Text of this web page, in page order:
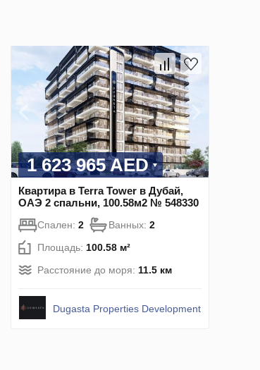
1 623 965 AED
Квартира в Terra Tower в Дубай,
ОАЭ 2 спальни, 100.58м2 № 548330
Спален: 2 Ванных: 2
Площадь: 100.58 м²
Расстояние до моря: 11.5 км
Dugasta Properties Development